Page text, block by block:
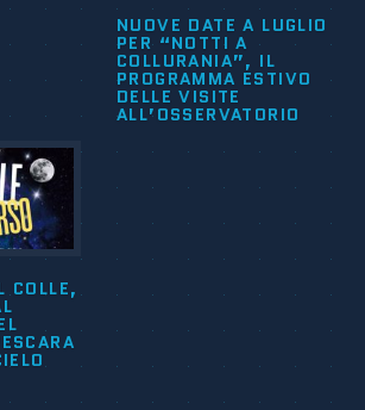
NUOVE DATE A LUGLIO
PER “NOTTI A
COLLURANIA”, IL
PROGRAMMA ESTIVO
DELLE VISITE
ALL’OSSERVATORIO
COLLE,